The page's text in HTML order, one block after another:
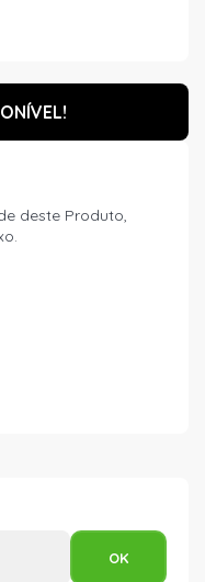
deste Produto,